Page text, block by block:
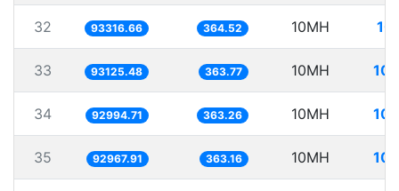
32 93316.66 364.52 10MH
33 93125.48 363.77 10MH
34 92994.71 363.26 10MH
35 92967.91 363.16 10MH